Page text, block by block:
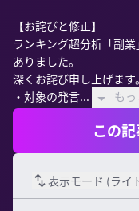
【お詫びと修正】
ランキング超分析「副
ありました。
深くお詫び申し上げます。
・対象の発言...
も
この
表示モード (ライ